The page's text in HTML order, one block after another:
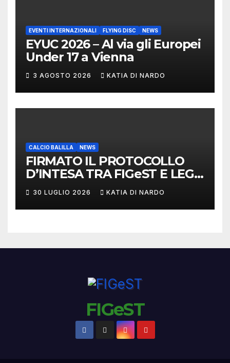
EVENTI INTERNAZIONALI FLYING DISC NEWS
EYUC 2026 – Al via gli Europei
Under 17 a Vienna
3 AGOSTO 2026 KATIA DI NARDO
CALCIO BALILLA NEWS
FIRMATO IL PROTOCOLLO
D’INTESA TRA FIGeST E LEGA
NAZIONALE DILETTANTI
30 LUGLIO 2026 KATIA DI NARDO
FIGeST